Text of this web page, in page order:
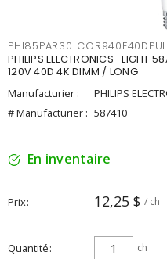
PHI85PAR30LCOR940F40DPUL
PHILIPS ELECTRONICS -LIGHT
120V 40D 4K DIMM / LONG
Manufacturier :
PHILIPS
# Manufacturier : 587410
En inventaire
Prix 12,25 $ / ch
Quantité ch